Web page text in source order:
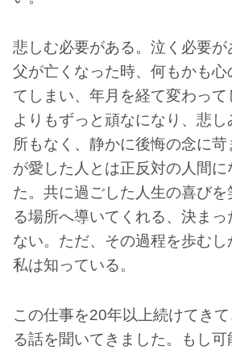
悲しむ必要がある。泣く必要が
父が亡くなった時、何もかも心
てしまい、年月を経て変わっ
よりもずっと頑なになり、悲
所もなく、静かに後悔の念に
が愛した人とは正反対の人間に
た。共に過ごした人生の喜び
る場所へ導いてくれる、決まっ
ない。ただ、その過程を歩むし
私は知っている。
この仕事を20年以上続けてき
る話を聞いてきました。もし可